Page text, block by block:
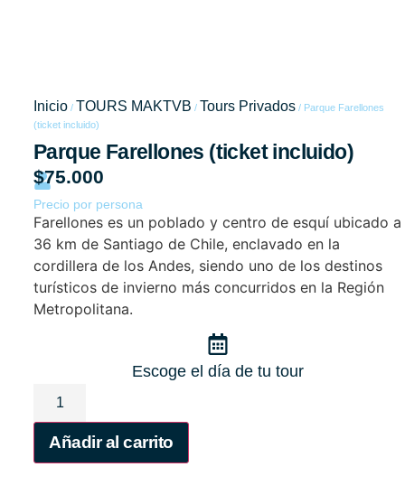
(ticket
incluido)
Inicio / TOURS MAKTVB / Tours Privados / Parque Farellones
(ticket incluido)
Parque Farellones (ticket incluido)
$75.000
Precio por persona
Farellones es un poblado y centro de esquí ubicado a
36 km de Santiago de Chile, enclavado en la
cordillera de los Andes, siendo uno de los destinos
turísticos de invierno más concurridos en la Región
Metropolitana.
Escoge el día de tu tour
Añadir al carrito